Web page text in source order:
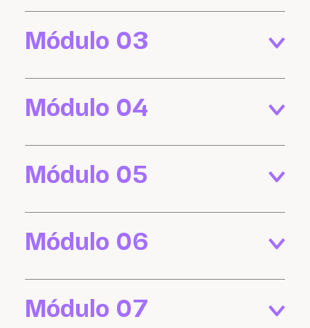
Módulo 03
Módulo 04
Módulo 05
Módulo 06
Módulo 07